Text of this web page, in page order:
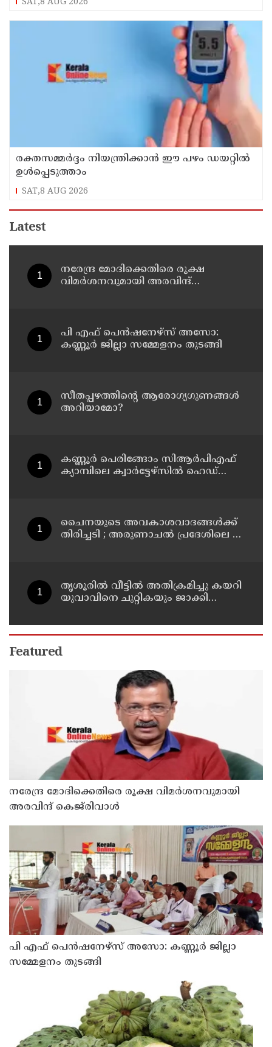
SAT,8 AUG 2026
രക്തസമ്മർദ്ദം നിയന്ത്രിക്കാൻ ഈ പഴം ഡയറ്റിൽ
ഉൾപ്പെടുത്താം
SAT,8 AUG 2026
Latest
നരേന്ദ്ര മോദിക്കെതിരെ രൂക്ഷ
വിമർശനവുമായി അരവിന്ദ്
പി എഫ് പെൻഷനേഴ്സ് അസോ:
കണ്ണൂർ ജില്ലാ സമ്മേളനം തുടങ്ങി
സീതപ്പഴത്തിന്റെ ആരോഗ്യഗുണങ്ങൾ
അറിയാമോ?
കണ്ണൂര്‍ പെരിങ്ങോം സിആര്‍പിഎഫ്
ക്യാമ്പിലെ ക്വാര്‍ട്ടേഴ്സില്‍ ഹെഡ്
ചൈനയുടെ അവകാശവാദങ്ങൾക്ക്
തിരിച്ചടി ; അരുണാചൽ പ്രദേശിലെ 27
തൃശൂരിൽ വീട്ടിൽ അതിക്രമിച്ചു കയറി
യുവാവിനെ ചുറ്റികയും ജാക്കി
കൊലപ്പെടുത്താൻ ശ്രമിച്ച കേസ് :
രണ്ടു പേർ പിടിയിൽ
Featured
നരേന്ദ്ര മോദിക്കെതിരെ രൂക്ഷ വിമർശനവുമായി
അരവിന്ദ് കെജ്‌രിവാൾ
പി എഫ് പെൻഷനേഴ്സ് അസോ: കണ്ണൂർ ജില്ലാ
സമ്മേളനം തുടങ്ങി